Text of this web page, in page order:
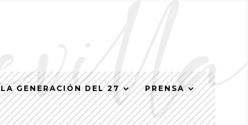
LA GENERACIÓN DEL 27
PRENSA